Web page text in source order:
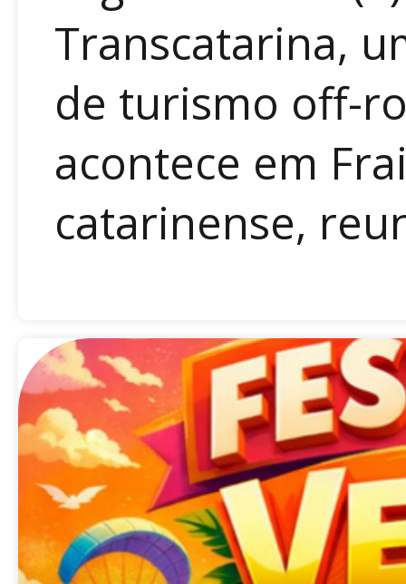
Transcatarina,
de turismo off-
acontece em
catarinense,